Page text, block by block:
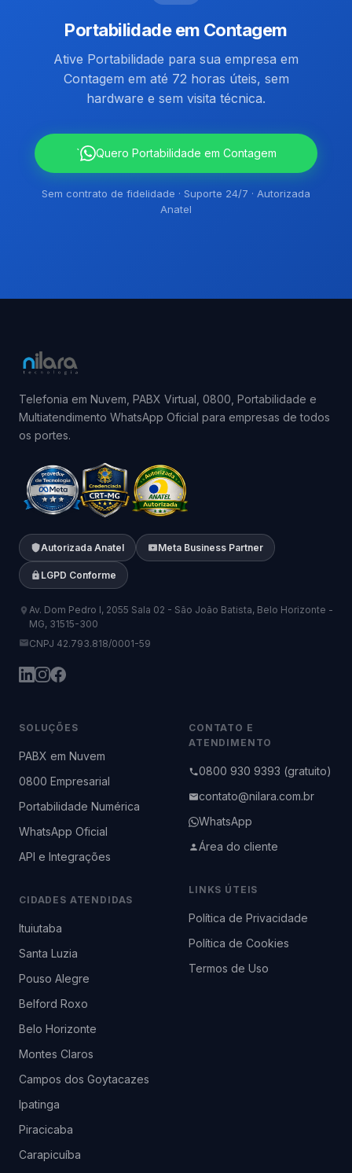
Portabilidade em Contagem
Ative Portabilidade para sua empresa em
Contagem em até 72 horas úteis, sem
hardware e sem visita técnica.
` Quero Portabilidade em Contagem
Sem contrato de fidelidade · Suporte 24/7 · Autorizada
Anatel
Telefonia em Nuvem, PABX Virtual, 0800, Portabilidade e
Multiatendimento WhatsApp Oficial para empresas de todos
os portes.
Autorizada Anatel Meta Business Partner
LGPD Conforme
Av. Dom Pedro I, 2055 Sala 02 - São João Batista, Belo Horizonte -
MG, 31515-300
CNPJ 42.793.818/0001-59
SOLUÇÕES
PABX em Nuvem
0800 Empresarial
Portabilidade Numérica
WhatsApp Oficial
API e Integrações
CIDADES ATENDIDAS
Ituiutaba
Santa Luzia
Pouso Alegre
Belford Roxo
Belo Horizonte
Montes Claros
Campos dos Goytacazes
Ipatinga
Piracicaba
Carapicuíba
CONTATO E
ATENDIMENTO
0800 930 9393 (gratuito)
contato@nilara.com.br
WhatsApp
Área do cliente
LINKS ÚTEIS
Política de Privacidade
Política de Cookies
Termos de Uso